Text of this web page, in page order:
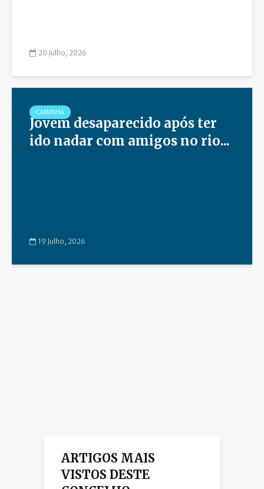
20 Julho, 2026
CAMINHA
Jovem desaparecido após ter
ido nadar com amigos no rio...
19 Julho, 2026
ARTIGOS MAIS
VISTOS DESTE